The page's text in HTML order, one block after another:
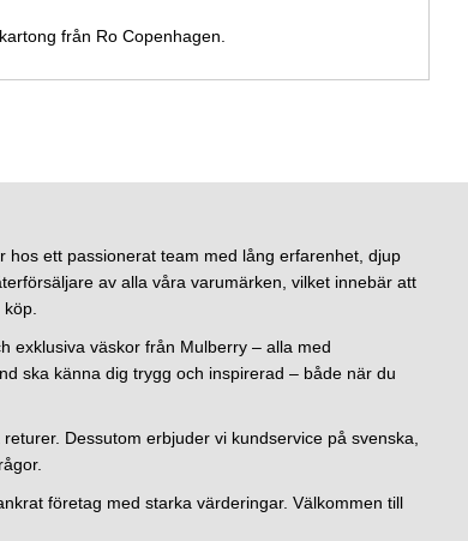
från Ro Copenhagen.
hos ett passionerat team med lång erfarenhet, djup
av alla våra varumärken, vilket innebär att
köp.
exklusiva väskor från Mulberry – alla med
ska känna dig trygg och inspirerad – både när du
Dessutom erbjuder vi kundservice på svenska,
företag med starka värderingar. Välkommen till